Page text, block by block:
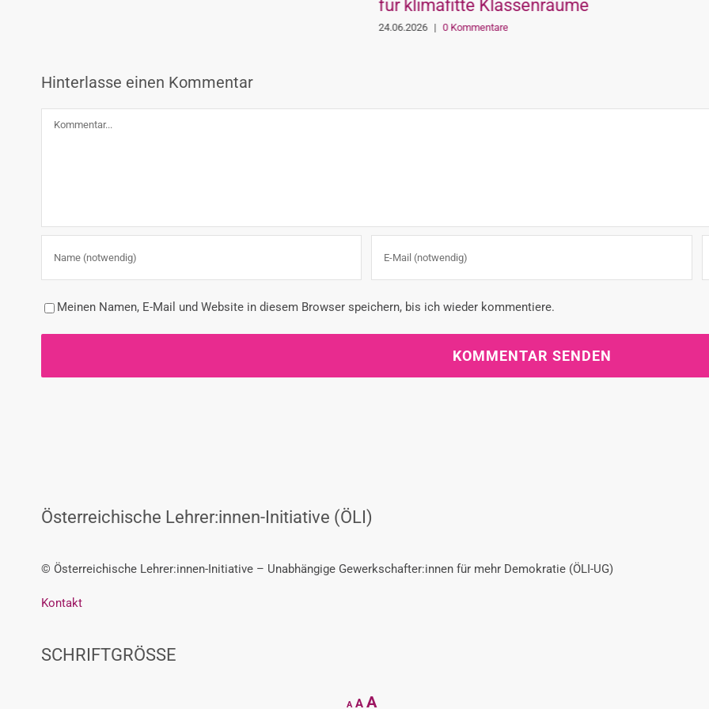
für klimafitte Klassenräume
24.06.2026 | 0 Kommentare
Hinterlasse einen Kommentar
Kommentar
Meinen Namen, E-Mail und Website in diesem Browser speichern, bis ich wieder kommentiere.
Österreichische Lehrer:innen-Initiative (ÖLI)
© Österreichische Lehrer:innen-Initiative – Unabhängige Gewerkschafter:innen für mehr Demokratie (ÖLI-UG)
Kontakt
SCHRIFTGRÖSSE
A A Reset
AIncrease